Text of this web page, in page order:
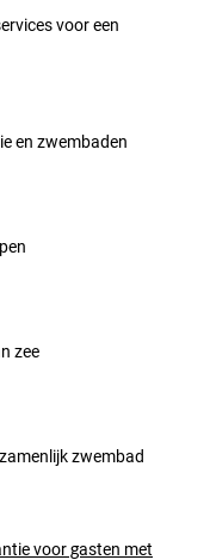
voor een
en zwembaden
zee
zwembad
voor gasten met